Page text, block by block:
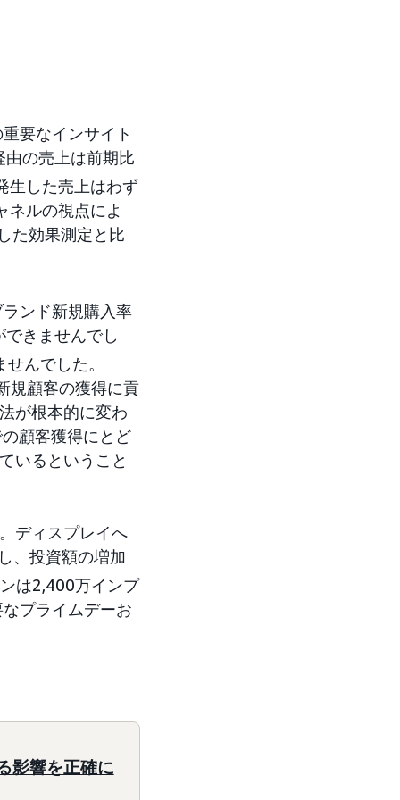
要なインサイト
の売上は前期比
生した売上はわず
ルの視点によ
た効果測定と比
ンド新規購入率
きませんでし
んでした。
規顧客の獲得に貢
が根本的に変わ
顧客獲得にとど
いるということ
ディスプレイへ
、投資額の増加
は2,400万インプ
プライムデーお
影響を正確に